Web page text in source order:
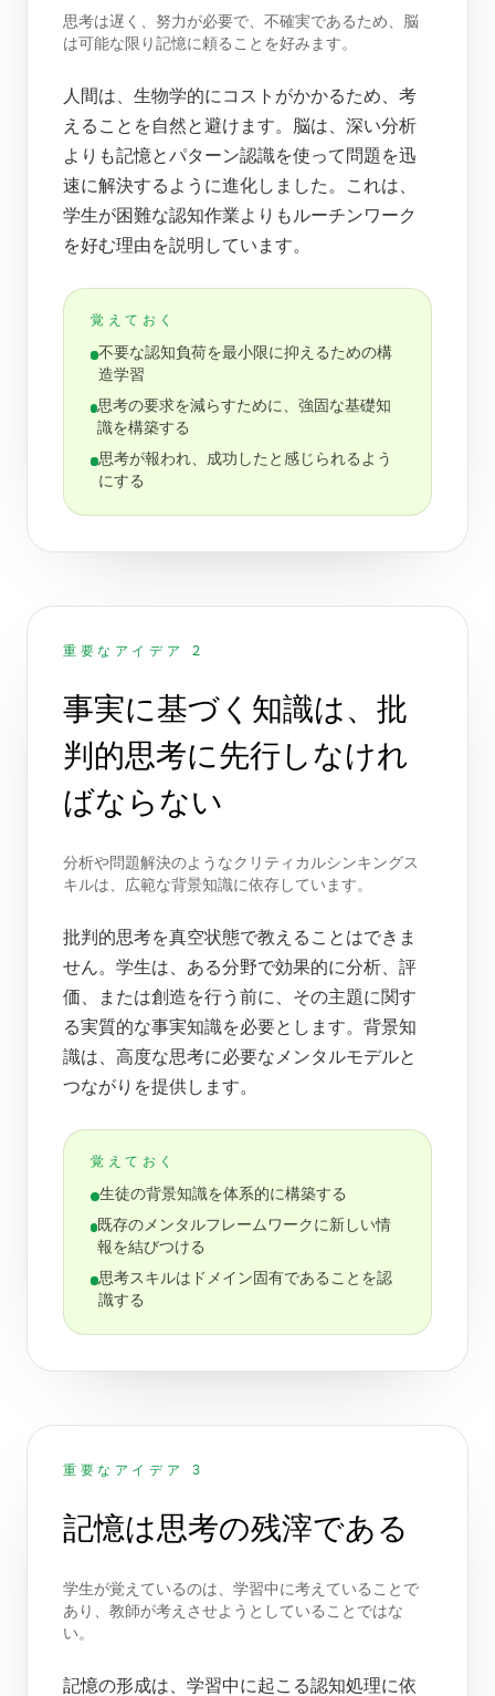
思考は遅く、努力が必要で、不確実であるため、脳
は可能な限り記憶に頼ることを好みます。
人間は、生物学的にコストがかかるため、考
えることを自然と避けます。脳は、深い分析
よりも記憶とパターン認識を使って問題を迅
速に解決するように進化しました。これは、
学生が困難な認知作業よりもルーチンワーク
を好む理由を説明しています。
覚えておく
不要な認知負荷を最小限に抑えるための構
造学習
思考の要求を減らすために、強固な基礎知
識を構築する
思考が報われ、成功したと感じられるよう
にする
重要なアイデア 2
事実に基づく知識は、批
判的思考に先行しなけれ
ばならない
分析や問題解決のようなクリティカルシンキングス
キルは、広範な背景知識に依存しています。
批判的思考を真空状態で教えることはできま
せん。学生は、ある分野で効果的に分析、評
価、または創造を行う前に、その主題に関す
る実質的な事実知識を必要とします。背景知
識は、高度な思考に必要なメンタルモデルと
つながりを提供します。
覚えておく
生徒の背景知識を体系的に構築する
既存のメンタルフレームワークに新しい情
報を結びつける
思考スキルはドメイン固有であることを認
識する
重要なアイデア 3
記憶は思考の残滓である
学生が覚えているのは、学習中に考えていることで
あり、教師が考えさせようとしていることではな
い。
記憶の形成は、学習中に起こる認知処理に依